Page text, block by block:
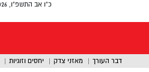
כ"ו אב התשפ"ו, 09/08/2026
דבר העורך מאזני צדק יחסים וזוגיות